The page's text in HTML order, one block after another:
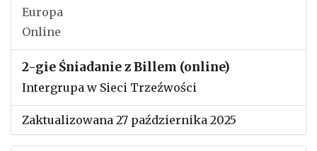
Europa
Online
2-gie Śniadanie z Billem (online)
Intergrupa w Sieci Trzeźwości
Zaktualizowana 27 października 2025